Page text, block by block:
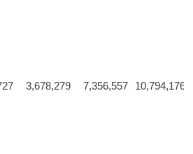
3,678,279 7,356,557 10,794,176